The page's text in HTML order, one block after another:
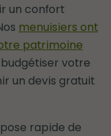
un confort
menuisiers ont
patrimoine
votre
un devis gratuit
rapide de